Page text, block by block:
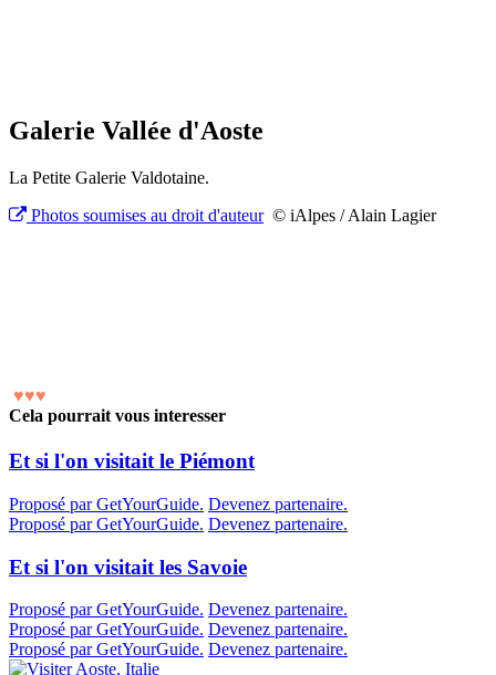
Galerie Vallée d'Aoste
La Petite Galerie Valdotaine.
Photos soumises au droit d'auteur© iAlpes / Alain Lagier
♥♥♥
Cela pourrait vous interesser
Et si l'on visitait le Piémont
Proposé par GetYourGuide. Devenez partenaire.
Proposé par GetYourGuide. Devenez partenaire.
Et si l'on visitait les Savoie
Proposé par GetYourGuide. Devenez partenaire.
Proposé par GetYourGuide. Devenez partenaire.
Proposé par GetYourGuide. Devenez partenaire.